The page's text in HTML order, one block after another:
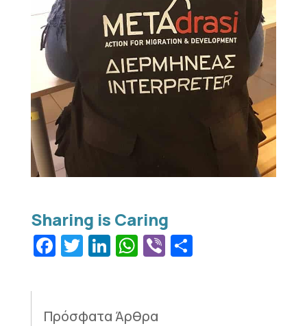
Facebook
Twitter
LinkedIn
WhatsApp
Viber
Πρόσφατα Άρθρα